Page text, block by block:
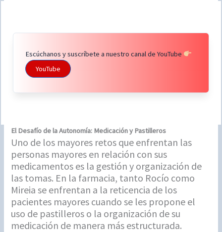
Escúchanos y suscríbete a nuestro canal de YouTube
YouTube
El Desafío de la Autonomía: Medicación y Pastilleros
Uno de los mayores retos que enfrentan las
personas mayores en relación con sus
medicamentos es la gestión y organización de
las tomas. En la farmacia, tanto Rocío como
Mireia se enfrentan a la reticencia de los
pacientes mayores cuando se les propone el
uso de pastilleros o la organización de su
medicación de manera más estructurada.